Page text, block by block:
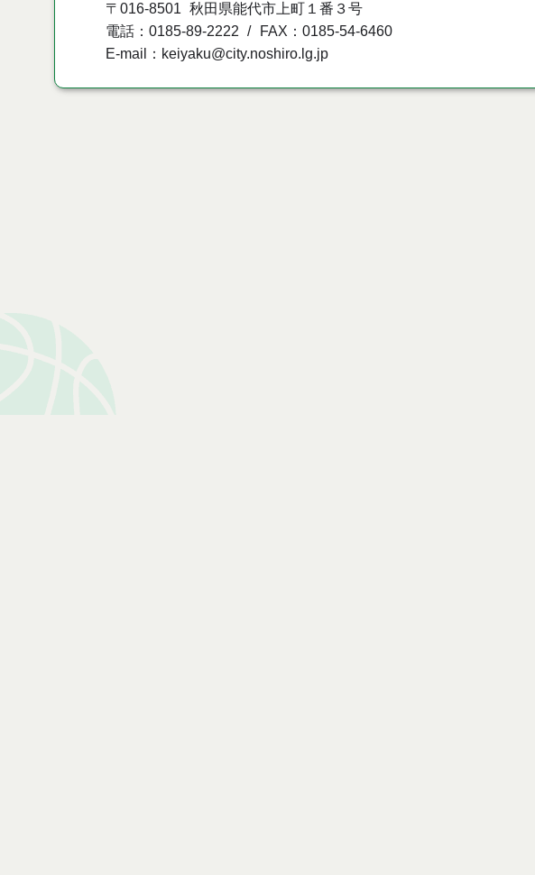
〒016-8501
秋田県能代市上町１番３号
電話：0185-89-2222
FAX：0185-54-6460
E-mail：keiyaku@city.noshiro.lg.jp